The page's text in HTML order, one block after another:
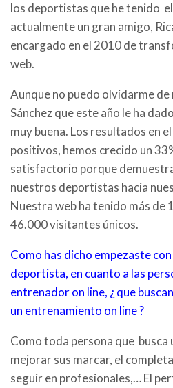
los deportistas que he tenido
actualmente un gran amigo,
encargado en el 2010 de
web.
Aunque no puedo olvidarme
Sánchez que este año le ha
muy buena. Los resultados en
positivos, hemos crecido un
satisfactorio porque
nuestros deportistas hacia
Nuestra web ha tenido más de
46.000 visitantes únicos.
Como has dicho empezaste
deportista, en cuanto a las
entrenador on line, ¿ que
un entrenamiento on line ?
Como toda persona que
mejorar sus marcar, el
seguir en profesionales,… El